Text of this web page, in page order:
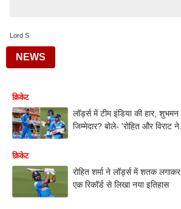
Lord S
NEWS
क्रिकेट
लॉर्ड्स में टीम इंडिया की हार,
जिम्मेदार? बोले- 'रोहित और विराट
क्रिकेट
रोहित शर्मा ने लॉर्ड्स में शतक
एक रिकॉर्ड से लिखा नया इतिहास